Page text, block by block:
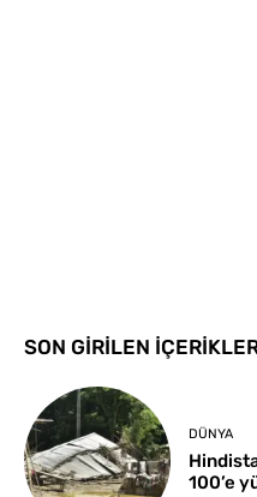
SON GİRİLEN
DÜNYA
100’e